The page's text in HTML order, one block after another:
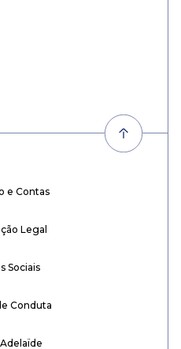
e Contas
Legal
Sociais
Conduta